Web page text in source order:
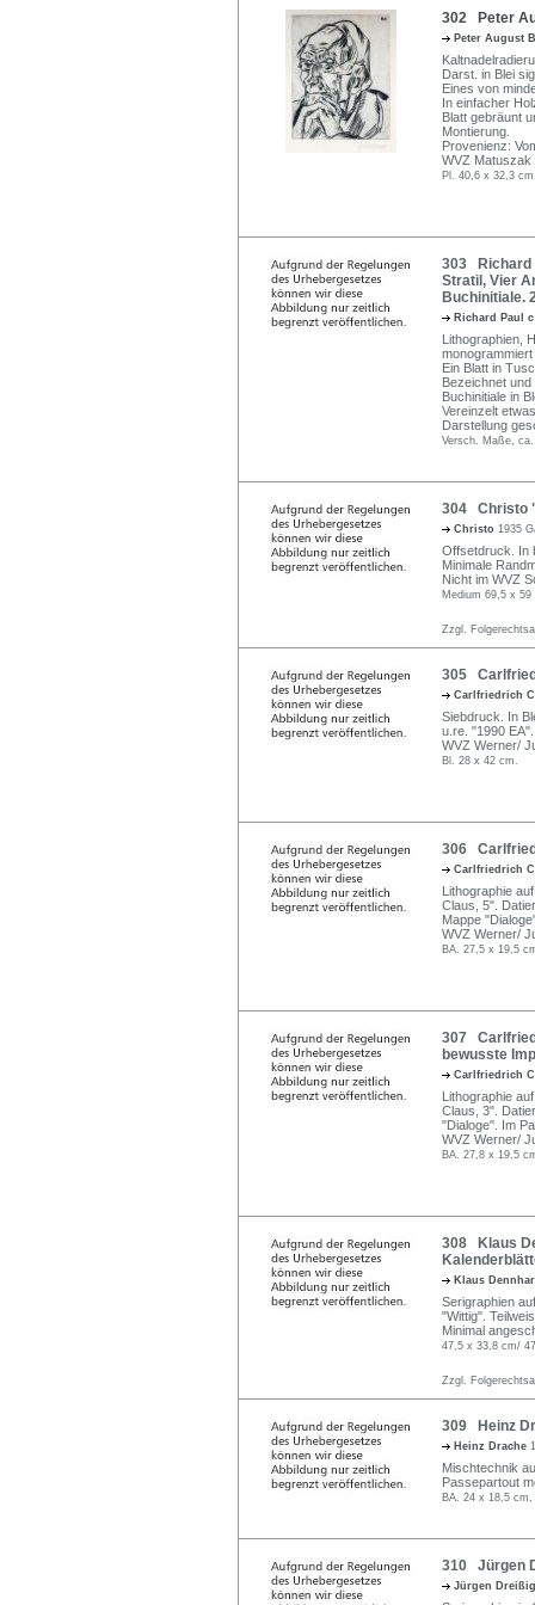
302 Peter
Peter August
Darst. in Blei
Eines von
In einfacher
Blatt gebräunt
Montierung.
Provenienz:
WVZ Matuszak
Pl. 40,6 x 32,3
303 Richard
Stratil, Vier
Buchinitiale.
Richard Paul
Lithographien,
Ein Blatt in
Bezeichnet
Buchinitiale in
Vereinzelt
Darstellung
Versch. Maße,
304 Christo
Christo 1935
Offsetdruck. In
Minimale
Nicht im WVZ
Medium 69,5 x
Zzgl.
305
Carlfriedrich
Siebdruck. In
u.re. "1990 EA".
WVZ Werner/
Bl. 28 x 42 cm.
306
Carlfriedrich
Lithographie
Claus, 5".
Mappe
WVZ Werner/
BA. 27,5 x 19,5
307
bewusste
Carlfriedrich
Lithographie
Claus, 3".
"Dialoge". Im
WVZ Werner/
BA. 27,8 x 19,5
308 Klaus
Klaus
Serigraphien
"Wittig".
Minimal
47,5 x 33,8 cm/
Zzgl.
309 Heinz
Heinz Drache
Mischtechnik
Passepartout
BA. 24 x 18,5
310 Jürgen
Jürgen